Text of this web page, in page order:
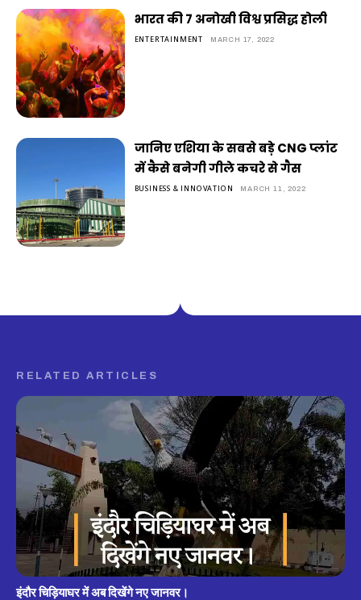
भारत की 7 अनोखी विश्व प्रसिद्ध होली
ENTERTAINMENT MARCH 17, 2022
जानिए एशिया के सबसे बड़े CNG प्लांट
में कैसे बनेगी गीले कचरे से गैस
BUSINESS & INNOVATION MARCH 11, 2022
RELATED ARTICLES
इंदौर चिड़ियाघर में अब दिखेंगे नए जानवर।